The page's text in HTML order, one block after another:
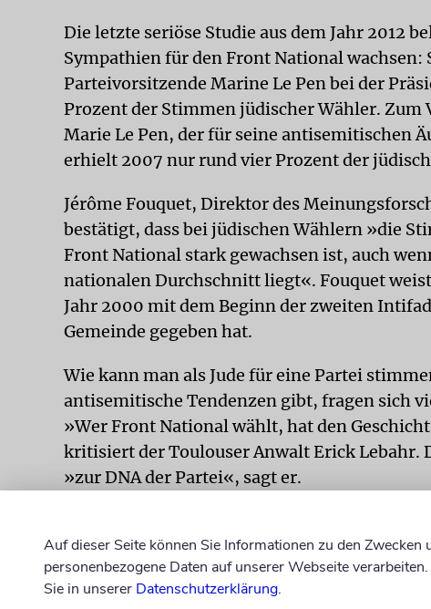
Die letzte seriöse Studie aus dem Jahr 2012
Sympathien für den Front National
Parteivorsitzende Marine Le Pen bei der
Prozent der Stimmen jüdischer Wähler. Zum
Marie Le Pen, der für seine antisemitischen
erhielt 2007 nur rund vier Prozent der
Jérôme Fouquet, Direktor des
bestätigt, dass bei jüdischen Wählern »die
Front National stark gewachsen ist, auch
nationalen Durchschnitt liegt«. Fouquet
Jahr 2000 mit dem Beginn der zweiten
Gemeinde gegeben hat.
Wie kann man als Jude für eine Partei
antisemitische Tendenzen gibt, fragen sich
»Wer Front National wählt, hat den
kritisiert der Toulouser Anwalt Erick Lebahr.
»zur DNA der Partei«, sagt er.
zum Judentum übergetreten ist, meint, es sei
als Jude nicht Front National wählen könne,
Gedankenguts der Partei. »Wer es trotzdem
Auf dieser Seite können Sie Informationen zu den Zwecken
personenbezogene Daten auf unserer Webseite
Sie in unserer Datenschutzerklärung.